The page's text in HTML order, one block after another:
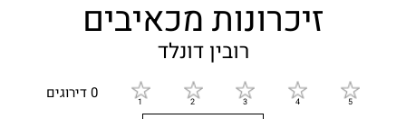
זיכרונות מכאיבים
רובין דונלד
0 דירוגים